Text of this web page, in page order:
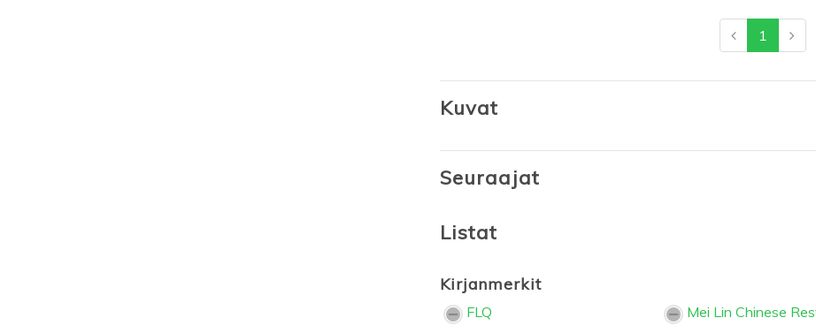
1
Kuvat
Seuraajat
Listat
Kirjanmerkit
FLQ
Mei Lin Chinese